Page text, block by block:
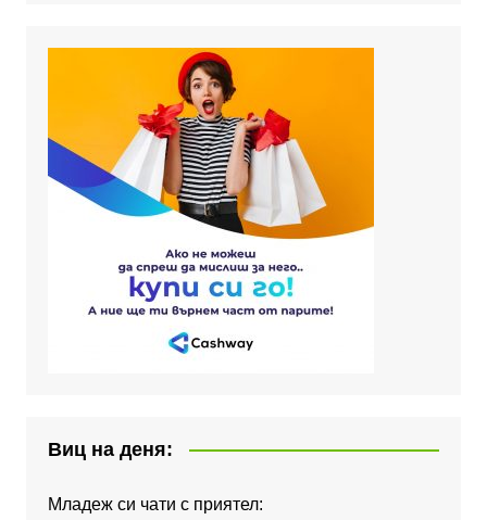
Виц на деня:
Младеж си чати с приятел: